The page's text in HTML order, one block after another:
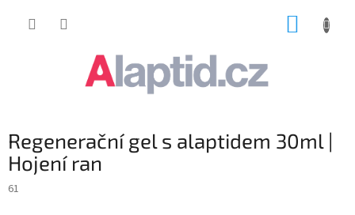
Regenerační gel s alaptidem 30ml |
Hojení ran
61